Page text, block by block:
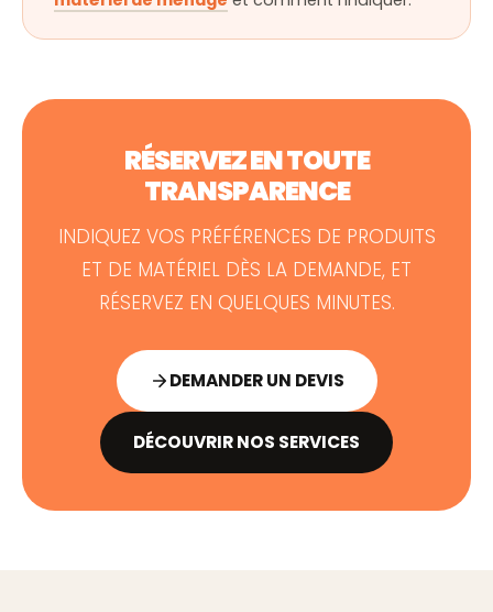
RÉSERVEZ EN TOUTE
TRANSPARENCE
INDIQUEZ VOS PRÉFÉRENCES DE PRODUITS
ET DE MATÉRIEL DÈS LA DEMANDE, ET
RÉSERVEZ EN QUELQUES MINUTES.
DEMANDER UN DEVIS
DÉCOUVRIR NOS SERVICES